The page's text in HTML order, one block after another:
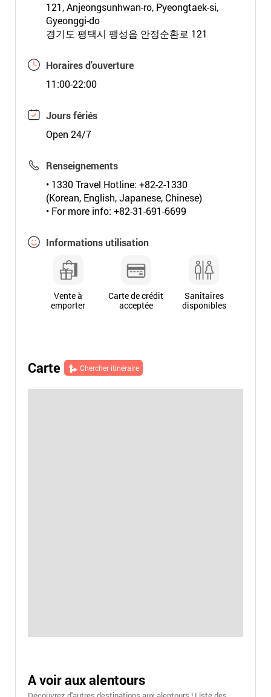
121, Anjeongsunhwan-ro, Pyeongtaek-si,
Gyeonggi-do
경기도 평택시 팽성읍 안정순환로 121
Horaires d'ouverture
11:00-22:00
Jours fériés
Open 24/7
Renseignements
• 1330 Travel Hotline: +82-2-1330
(Korean, English, Japanese, Chinese)
• For more info: +82-31-691-6699
Informations utilisation
Vente à
emporter
Carte de crédit
acceptée
Sanitaires
disponibles
Carte Chercher itinéraire
A voir aux alentours